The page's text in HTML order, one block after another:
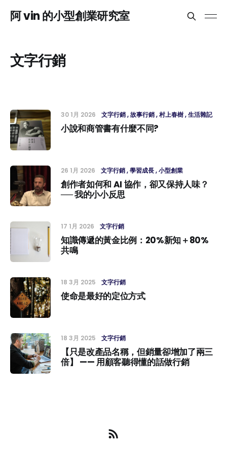
阿 vin 的小型創業研究室
文字行銷
30 1月 2026 文字行銷 故事行銷 村上春樹 生活雜記
小說和商管書有什麼不同?
26 1月 2026 文字行銷 學習成長 小型創業
創作者如何和 AI 協作，卻又保持人味？
── 我的小小反思
17 1月 2026 文字行銷
知識傳遞的黃金比例：20%新知＋80%
共鳴
18 3月 2025 文字行銷
使命是最好的定位方式
18 3月 2025 文字行銷
【只是改產品名稱，但銷量卻增加了兩三
倍】 —— 用顧客聽得懂的話做行銷